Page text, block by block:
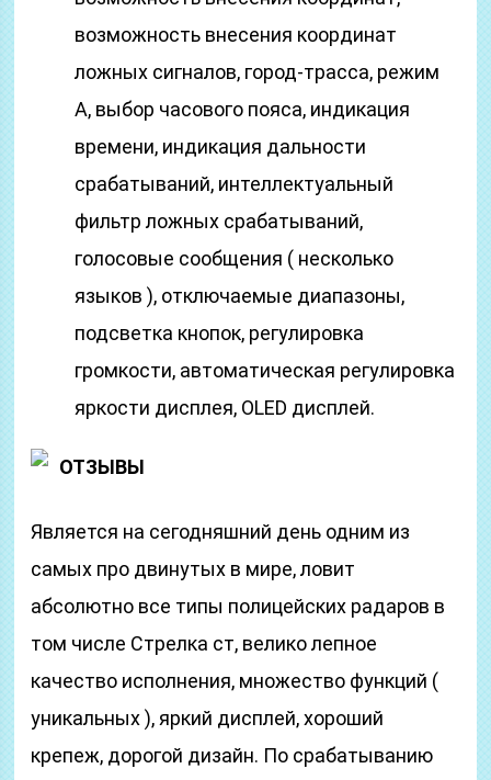
возможность внесения координат
ложных сигналов, город-трасса, режим
А, выбор часового пояса, индикация
времени, индикация дальности
срабатываний, интеллектуальный
фильтр ложных срабатываний,
голосовые сообщения ( несколько
языков ), отключаемые диапазоны,
подсветка кнопок, регулировка
громкости, автоматическая регулировка
яркости дисплея, OLED дисплей.
ОТЗЫВЫ
Является на сегодняшний день одним из
самых про двинутых в мире, ловит
абсолютно все типы полицейских радаров в
том числе Стрелка ст, велико лепное
качество исполнения, множество функций (
уникальных ), яркий дисплей, хороший
крепеж, дорогой дизайн. По срабатыванию